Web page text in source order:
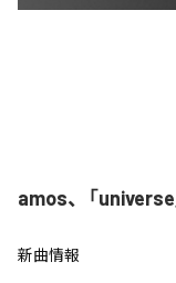
amos、「
新曲情報